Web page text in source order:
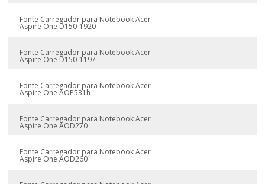
Fonte Carregador para Notebook Acer
Aspire One D150-1920
Fonte Carregador para Notebook Acer
Aspire One D150-1197
Fonte Carregador para Notebook Acer
Aspire One AOP531h
Fonte Carregador para Notebook Acer
Aspire One AOD270
Fonte Carregador para Notebook Acer
Aspire One AOD260